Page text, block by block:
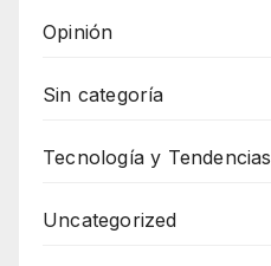
Opinión
Sin categoría
Tecnología y Tendencias
Uncategorized